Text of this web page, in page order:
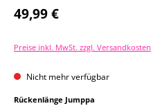
Regulärer Preis:
49,99 €
Preise inkl. MwSt. zzgl. Versandkosten
Nicht mehr verfügbar
Rückenlänge Jumppa